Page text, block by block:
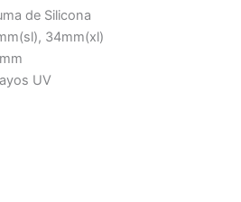
de Silicona
34mm(xl)
UV